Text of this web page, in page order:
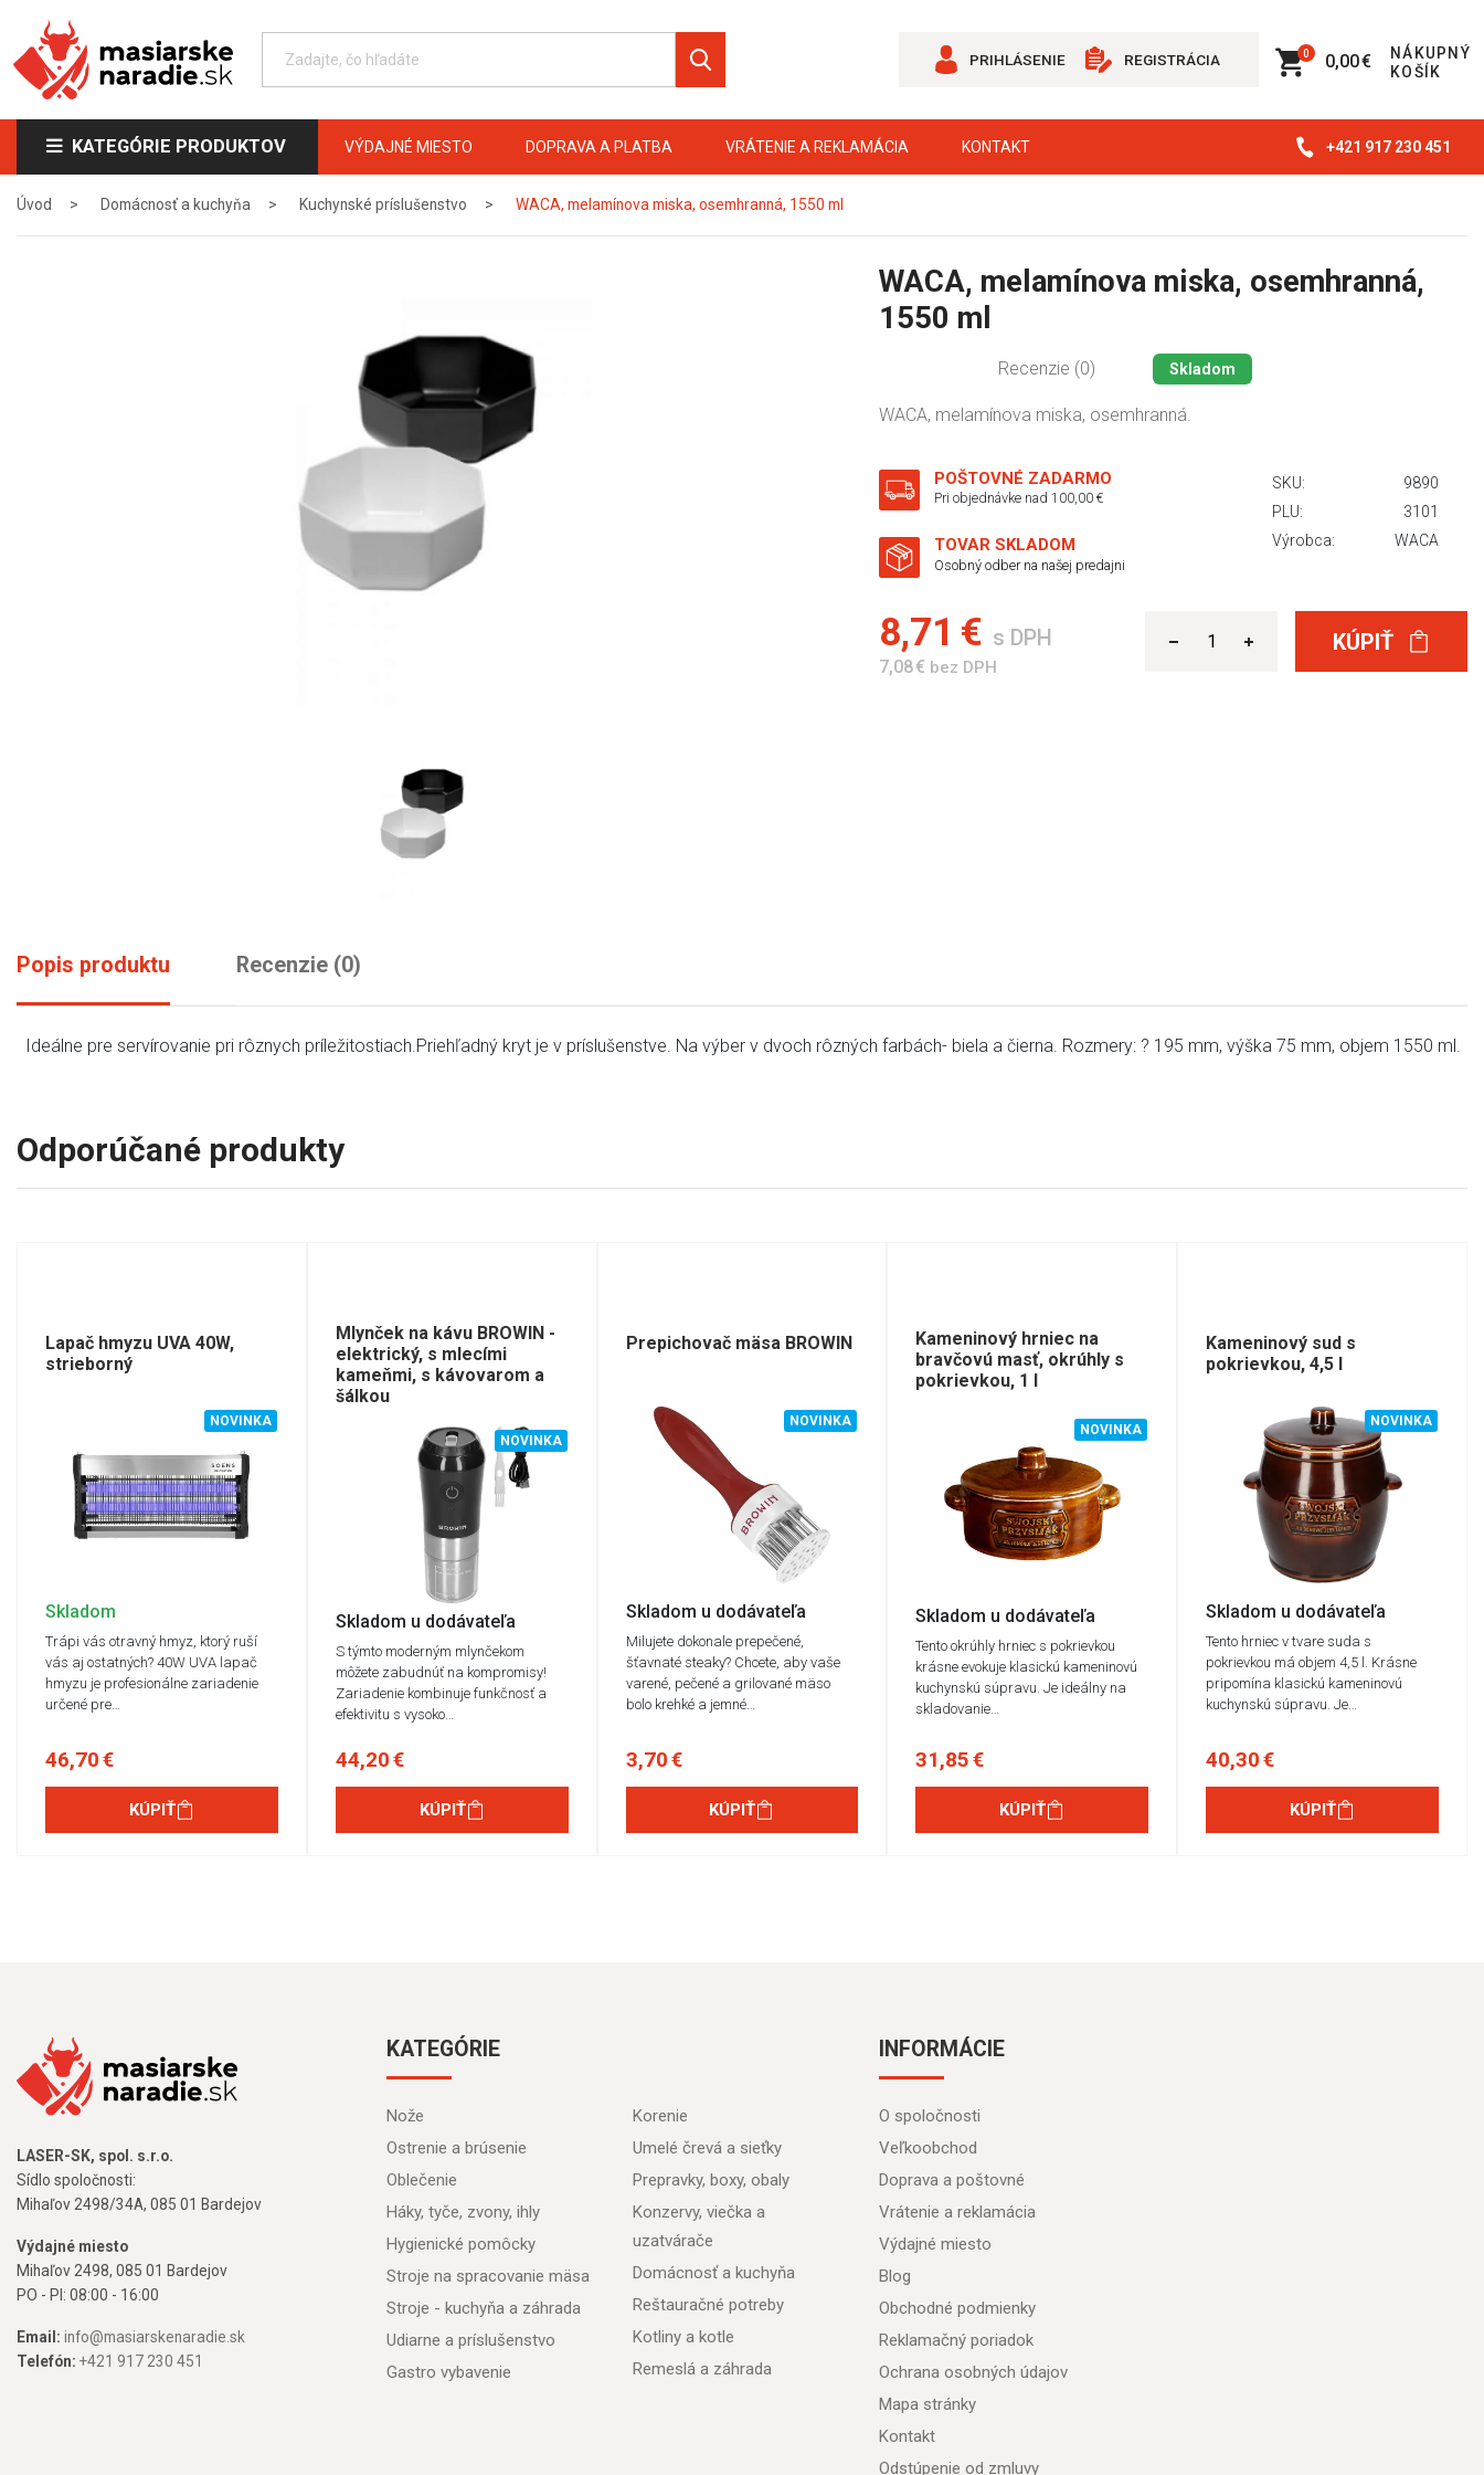
PRIHLÁSENIE REGISTRÁCIA 0,00 €
NÁKUPNÝ
KOŠÍK
0
KATEGÓRIE PRODUKTOV VÝDAJNÉ MIESTO DOPRAVA A PLATBA VRÁTENIE A REKLAMÁCIA KONTAKT +421 917 230 451
Úvod Domácnosť a kuchyňa Kuchynské príslušenstvo WACA, melamínova miska, osemhranná, 1550 ml
WACA, melamínova miska, osemhranná,
1550 ml
Recenzie (0) Skladom
WACA, melamínova miska, osemhranná.
POŠTOVNÉ ZADARMO
Pri objednávke nad 100,00 €
TOVAR SKLADOM
Osobný odber na našej predajni
SKU:
9890
PLU:
3101
Výrobca:
WACA
8,71 € s DPH
7,08 € bez DPH
KÚPIŤ
Popis produktu Recenzie (0)
Ideálne pre servírovanie pri rôznych príležitostiach.Priehľadný kryt je v príslušenstve. Na výber v dvoch rôzných farbách- biela a čierna. Rozmery: ? 195 mm, výška 75 mm, objem 1550 ml.
Odporúčané produkty
Lapač hmyzu UVA 40W,
strieborný
NOVINKA
Skladom
Trápi vás otravný hmyz, ktorý ruší
vás aj ostatných? 40W UVA lapač
hmyzu je profesionálne zariadenie
určené pre…
46,70 €
KÚPIŤ
Mlynček na kávu BROWIN -
elektrický, s mlecími
kameňmi, s kávovarom a
šálkou
NOVINKA
Skladom u dodávateľa
S týmto moderným mlynčekom
môžete zabudnúť na kompromisy!
Zariadenie kombinuje funkčnosť a
efektivitu s vysoko…
44,20 €
KÚPIŤ
Prepichovač mäsa BROWIN
NOVINKA
Skladom u dodávateľa
Milujete dokonale prepečené,
šťavnaté steaky? Chcete, aby vaše
varené, pečené a grilované mäso
bolo krehké a jemné…
3,70 €
KÚPIŤ
Kameninový hrniec na
bravčovú masť, okrúhly s
pokrievkou, 1 l
NOVINKA
Skladom u dodávateľa
Tento okrúhly hrniec s pokrievkou
krásne evokuje klasickú kameninovú
kuchynskú súpravu. Je ideálny na
skladovanie…
31,85 €
KÚPIŤ
Kameninový sud s
pokrievkou, 4,5 l
NOVINKA
Skladom u dodávateľa
Tento hrniec v tvare suda s
pokrievkou má objem 4,5 l. Krásne
pripomína klasickú kameninovú
kuchynskú súpravu. Je…
40,30 €
KÚPIŤ
LASER-SK, spol. s.r.o.
Sídlo spoločnosti:
Mihaľov 2498/34A, 085 01 Bardejov
Výdajné miesto
Mihaľov 2498, 085 01 Bardejov
PO - PI: 08:00 - 16:00
Email: info@masiarskenaradie.sk
Telefón: +421 917 230 451
KATEGÓRIE
Nože
Ostrenie a brúsenie
Oblečenie
Háky, tyče, zvony, ihly
Hygienické pomôcky
Stroje na spracovanie mäsa
Stroje - kuchyňa a záhrada
Udiarne a príslušenstvo
Gastro vybavenie
Korenie
Umelé črevá a sieťky
Prepravky, boxy, obaly
Konzervy, viečka a
uzatvárače
Domácnosť a kuchyňa
Reštauračné potreby
Kotliny a kotle
Remeslá a záhrada
INFORMÁCIE
O spoločnosti
Veľkoobchod
Doprava a poštovné
Vrátenie a reklamácia
Výdajné miesto
Blog
Obchodné podmienky
Reklamačný poriadok
Ochrana osobných údajov
Mapa stránky
Kontakt
Odstúpenie od zmluvy